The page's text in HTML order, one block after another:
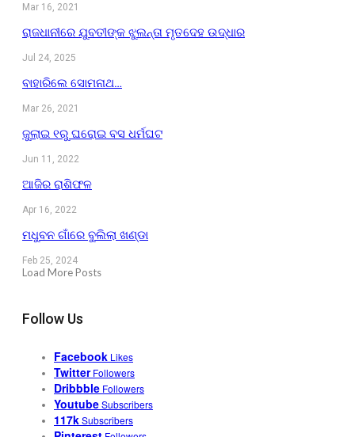
Mar 16, 2021
ରାଜଧାନୀରେ ଯୁବତୀଙ୍କ ଝୁଲନ୍ତା ମୃତଦେହ ଉଦ୍ଧାର
Jul 24, 2025
ବାହାରିଲେ ସୋମନାଥ…
Mar 26, 2021
ଜୁଲାଇ ୧ରୁ ଘରୋଇ ବସ ଧର୍ମଘଟ
Jun 11, 2022
ଆଜିର ରାଶିଫଳ
Apr 16, 2022
ମଧୁବନ ଗାଁରେ ବୁଲିଲା ଖଣ୍ଡା
Feb 25, 2024
Load More Posts
Follow Us
Facebook Likes
Twitter Followers
Dribbble Followers
YoutubeSubscribers
117kSubscribers